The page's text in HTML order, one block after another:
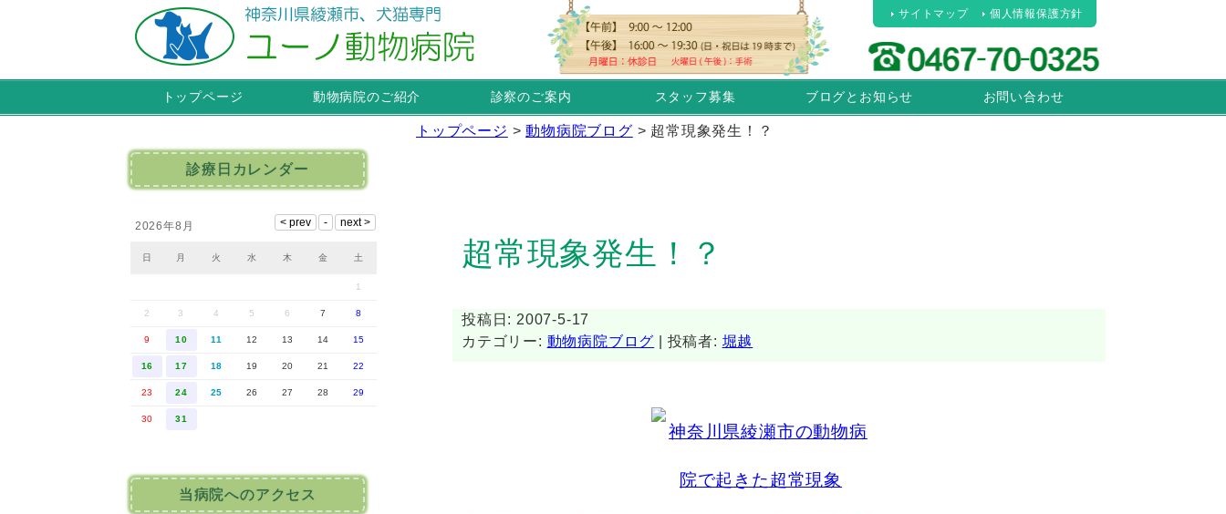
サイトマップ 個人情報保護方針
トップページ 動物病院のご紹介 診察のご案内 スタッフ募集 ブログとお知らせ お問い合わせ
トップページ >動物病院ブログ > 超常現象発生！？
超常現象発生！？
投稿日: 2007-5-17
カテゴリー: 動物病院ブログ | 投稿者: 堀越
診療日カレンダー
2026年8月
日 月 火 水 木 金 土
1
2 3 4 5 6 7 8
9 10 11 12 13 14 15
16 17 18 19 20 21 22
23 24 25 26 27 28 29
30 31
当病院へのアクセス